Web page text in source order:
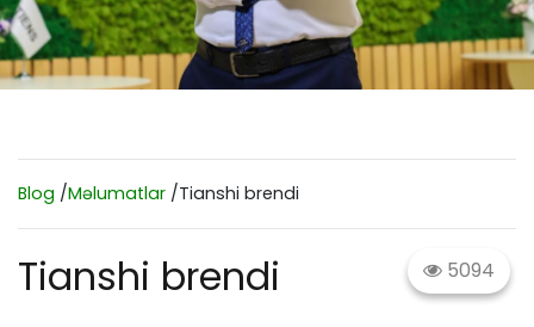
Blog /Məlumatlar /Tianshi brendi
5094
Tianshi brendi